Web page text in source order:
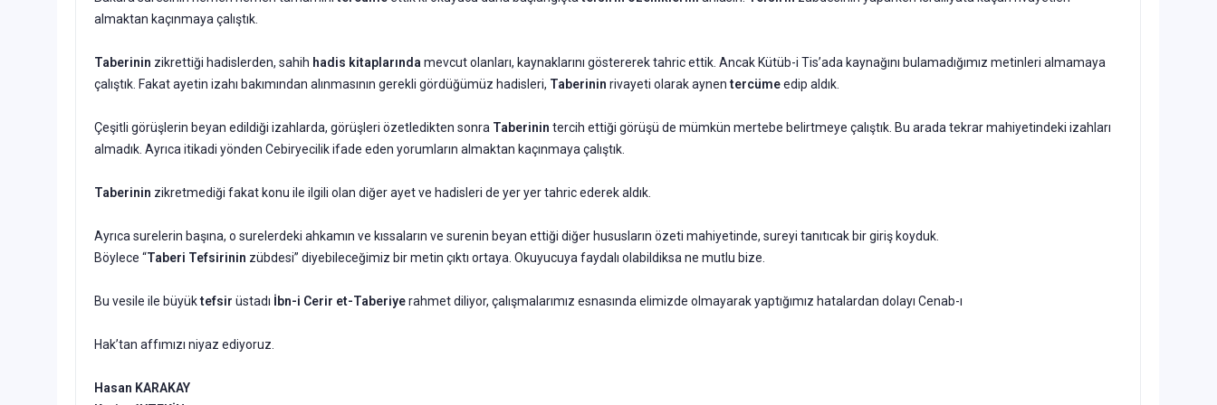
almaktan kaçınmaya çalıştık.
Taberinin zikrettiği hadislerden, sahih hadis kitaplarında mevcut olanları, kaynaklarını göstererek tahric ettik. Ancak Kütüb-i Tis’ada kaynağını bulamadığımız metinleri almamaya
çalıştık. Fakat ayetin izahı bakımından alınmasının gerekli gördüğümüz hadisleri, Taberinin rivayeti olarak aynentercümeedip aldık.
Çeşitli görüşlerin beyan edildiği izahlarda, görüşleri özetledikten sonra Taberinin tercih ettiği görüşü de mümkün mertebe belirtmeye çalıştık. Bu arada tekrar mahiyetindeki izahları
almadık. Ayrıca itikadi yönden Cebiryecilik ifade eden yorumların almaktan kaçınmaya çalıştık.
Taberinin zikretmediği fakat konu ile ilgili olan diğer ayet ve hadisleri de yer yer tahric ederek aldık.
Ayrıca surelerin başına, o surelerdeki ahkamın ve kıssaların ve surenin beyan ettiği diğer hususların özeti mahiyetinde, sureyi tanıtıcak bir giriş koyduk.
Böylece “Taberi Tefsirinin zübdesi” diyebileceğimiz bir metin çıktı ortaya. Okuyucuya faydalı olabildiksa ne mutlu bize.
Bu vesile ile büyüktefsir üstadı İbn-i Cerir et-Taberiyerahmet diliyor, çalışmalarımız esnasında elimizde olmayarak yaptığımız hatalardan dolayı Cenab-ı
Hak’tan affımızı niyaz ediyoruz.
Hasan KARAKAY